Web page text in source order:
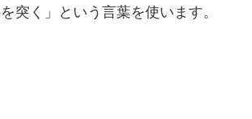
突く」という言葉を使います。